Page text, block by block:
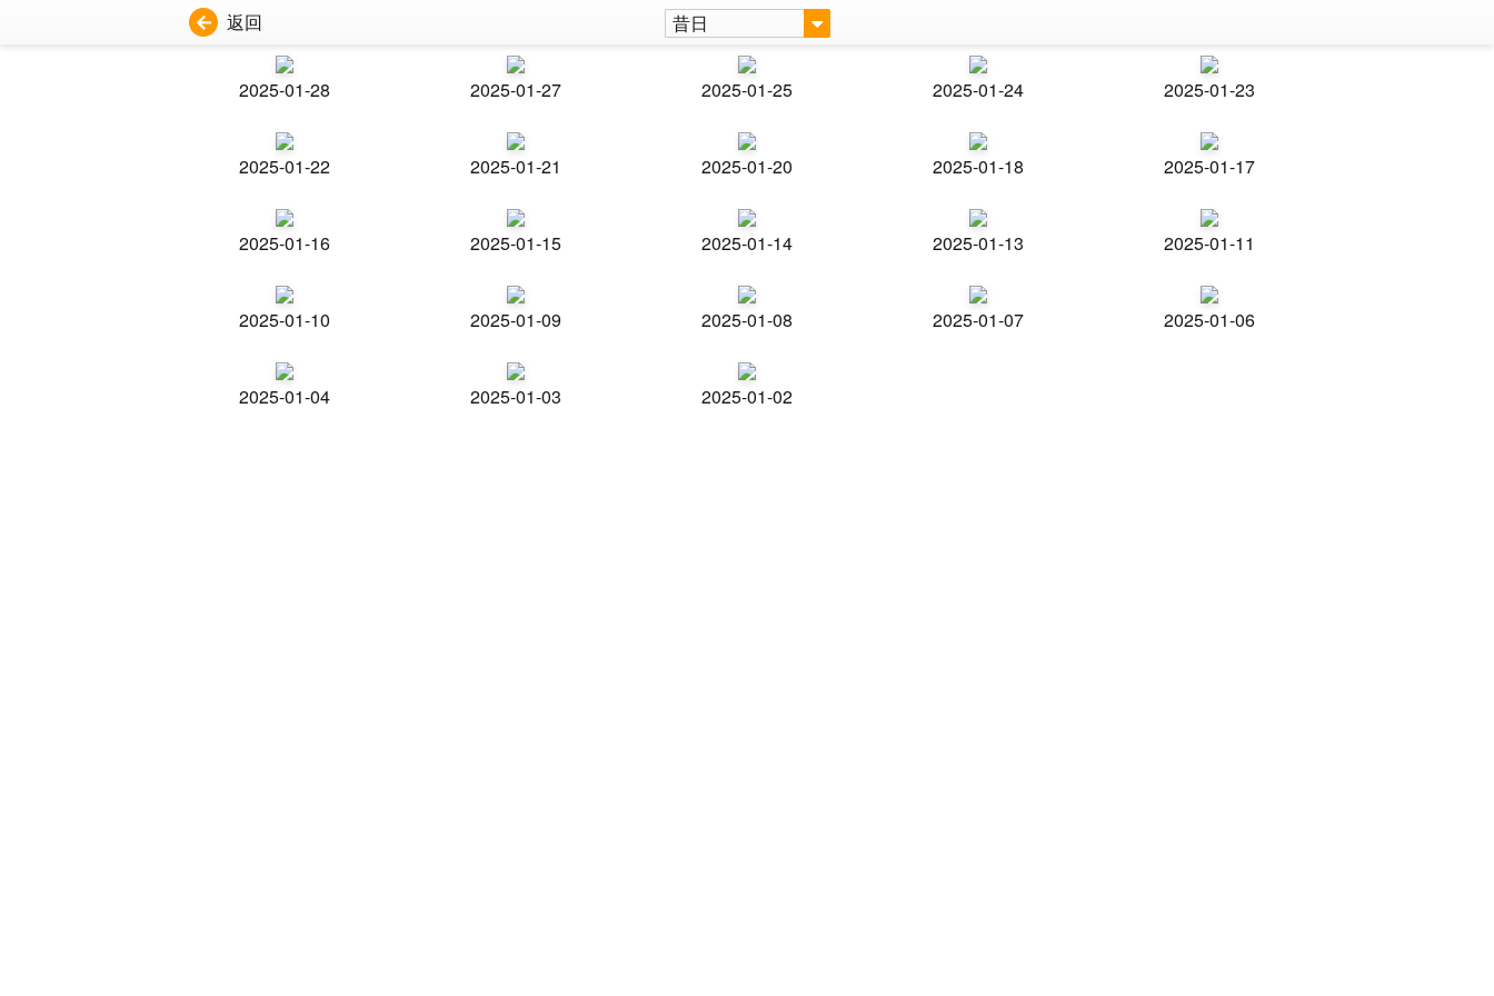
返回 昔日
2025-01-28 2025-01-27 2025-01-25 2025-01-24 2025-01-23
2025-01-22 2025-01-21 2025-01-20 2025-01-18 2025-01-17
2025-01-16 2025-01-15 2025-01-14 2025-01-13 2025-01-11
2025-01-10 2025-01-09 2025-01-08 2025-01-07 2025-01-06
2025-01-04 2025-01-03 2025-01-02